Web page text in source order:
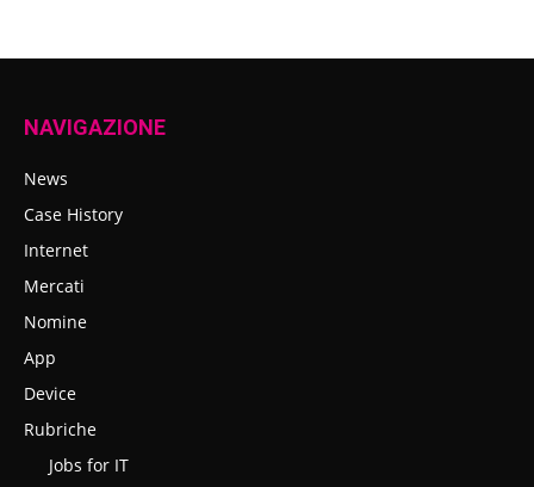
NAVIGAZIONE
News
Case History
Internet
Mercati
Nomine
App
Device
Rubriche
Jobs for IT